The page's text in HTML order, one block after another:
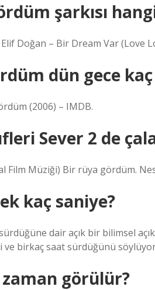
şarkısı
Doğan – Bir Dream Var (Love
dün gece kaç
(2006) – IMDB.
Sever 2 de
Film Müziği) Bir rüya gördüm.
kaç saniye?
dair açık bir bilimsel
birkaç saat sürdüğünü
görülür?